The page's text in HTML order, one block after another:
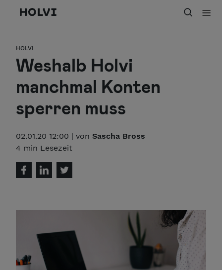
Holvi
HOLVI
Weshalb Holvi
manchmal Konten
sperren muss
02.01.20 12:00 | von Sascha Bross
4 min Lesezeit